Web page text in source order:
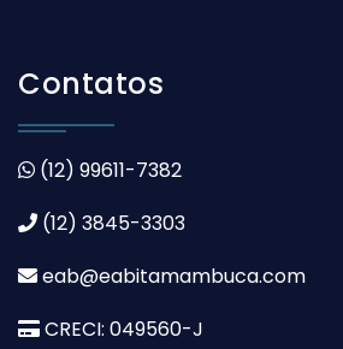
Contatos
(12) 99611-7382
(12) 3845-3303
eab@eabitamambuca.com
CRECI: 049560-J